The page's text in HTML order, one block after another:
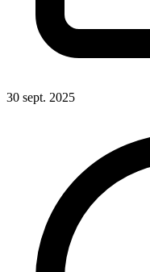
30 sept. 2025